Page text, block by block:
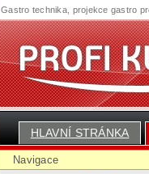
HLAVNÍ STRÁNKA
Navigace
Gastro technika, projekce gastro